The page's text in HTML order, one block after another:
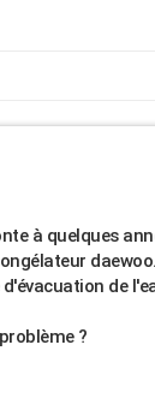
à quelques
daewoo.
de
?